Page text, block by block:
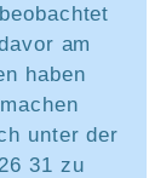
am
haben
unter der
31 zu